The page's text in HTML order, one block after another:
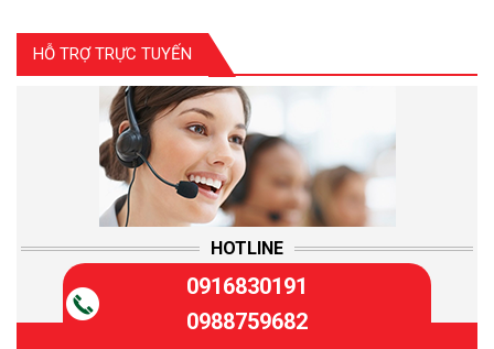
HỖ TRỢ TRỰC TUYẾN
HOTLINE
0916830191
0988759682